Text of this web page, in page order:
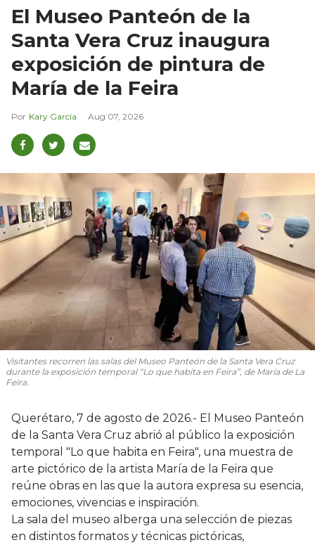
El Museo Panteón de la
Santa Vera Cruz inaugura
exposición de pintura de
María de la Feira
Kary García Aug 07, 2026
Visitantes recorren las salas del Museo Panteón de la Santa Vera Cruz
durante la exposición temporal “Lo que habita en Feira”, de María de La
Feira.
Querétaro, 7 de agosto de 2026.- El Museo Panteón
de la Santa Vera Cruz abrió al público la exposición
temporal "Lo que habita en Feira", una muestra de
arte pictórico de la artista María de la Feira que
reúne obras en las que la autora expresa su esencia,
emociones, vivencias e inspiración.
La sala del museo alberga una selección de piezas
en distintos formatos y técnicas pictóricas,